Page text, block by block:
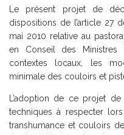
Le présent projet de
dispositions de l’article 27
mai 2010 relative au
en Conseil des
contextes locaux, les
minimale des couloirs et
L’adoption de ce projet
techniques à respecter
transhumance et couloirs